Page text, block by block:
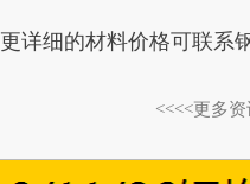
更详细的材料价格可联系
<<<<更多